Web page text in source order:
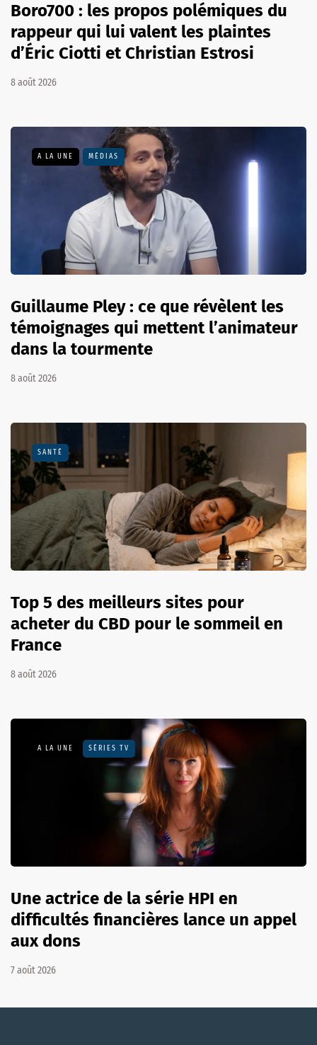
Boro700 : les propos polémiques du
rappeur qui lui valent les plaintes
d’Éric Ciotti et Christian Estrosi
8 août 2026
A LA UNE MÉDIAS
Guillaume Pley : ce que révèlent les
témoignages qui mettent l’animateur
dans la tourmente
8 août 2026
SANTÉ
Top 5 des meilleurs sites pour
acheter du CBD pour le sommeil en
France
8 août 2026
A LA UNE SÉRIES TV
Une actrice de la série HPI en
difficultés financières lance un appel
aux dons
7 août 2026